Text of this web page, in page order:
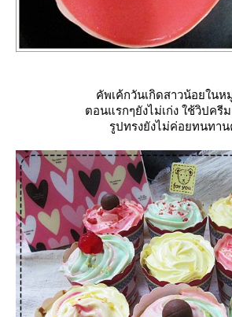
คัพเค้กวันเกิดสาวน้อยในห
ตอนแรกๆยังไม่เก่ง ใช้วิปครี
รูปทรงยังไม่ค่อยทนทาน